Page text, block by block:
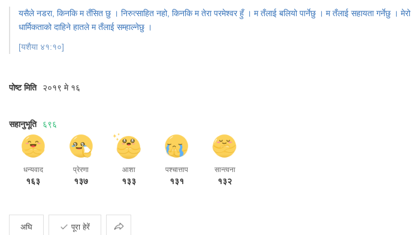
यसैले नडरा, किनकि म तँसित छु । निरुत्साहित नहो, किनकि म तेरा परमेश्वर हुँ । म तँलाई बलियो पार्नेछु । म तँलाई सहायता गर्नेछु । मेरो
धार्मिकताको दाहिने हातले म तँलाई सम्हाल्नेछु ।
[यशैया ४१:१०]
पोष्ट मिति २०१९ मे १६
सहानुभूति ६९६
धन्यवाद
१६३
प्रेरणा
१३७
आशा
१३३
पश्चात्ताप
१३१
सान्त्वना
१३२
अघि पूरा हेरें साझा